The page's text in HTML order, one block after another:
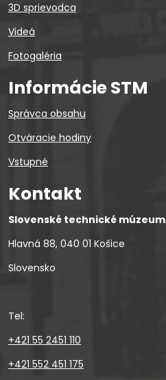
3D sprievodca
Videá
Fotogaléria
Informácie STM
Správca obsahu
Otváracie hodiny
Vstupné
Kontakt
Slovenské technické múzeum
Hlavná 88, 040 01 Košice
Slovensko
Tel:
+421 55 2451 110
+421 552 451 175